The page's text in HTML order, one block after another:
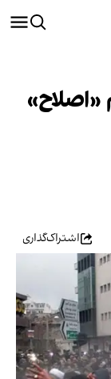
«اصلاح»
اشتراک‌گذاری